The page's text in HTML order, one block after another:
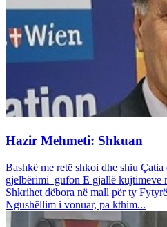
Hazir Mehmeti: Shkuan
Bashkë me retë shkoi dhe shiu
gjelbërimi gufon E gjallë kujtimeve
Shkrihet dëbora në mall për ty
Ngushëllim i vonuar, pa kthim...